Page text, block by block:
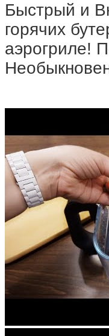
Быстрый и
горячих
аэрогриле!